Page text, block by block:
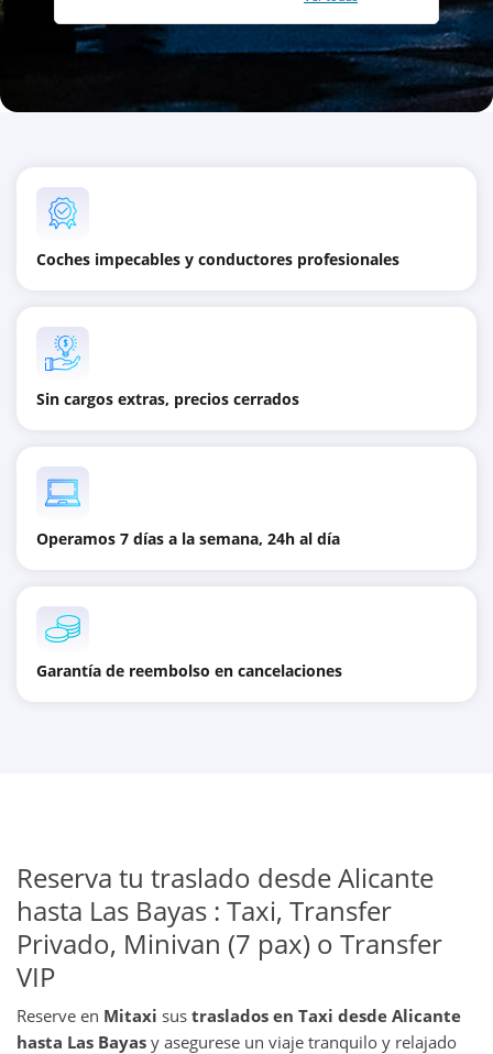
Coches impecables y conductores profesionales
Sin cargos extras, precios cerrados
Operamos 7 días a la semana, 24h al día
Garantía de reembolso en cancelaciones
Reserva tu traslado desde Alicante
hasta Las Bayas : Taxi, Transfer
Privado, Minivan (7 pax) o Transfer
VIP
Reserve en Mitaxi sus traslados en Taxi desde Alicante
hasta Las Bayas y asegurese un viaje tranquilo y relajado